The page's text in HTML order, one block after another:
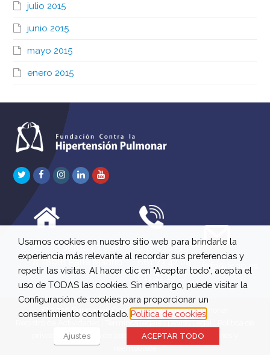
julio 2015
junio 2015
mayo 2015
enero 2015
TwitterFacebook
Instagram
LinkedInYoutube
C/ Río Jordán 7 bajo
A 28981 Parla Madrid
647 630 515
661 73 42 04
613 22 15 27
info@fchp.es
© 2026 Fundación Contra la Hipertensión Pulmonar
Términos legales|Aviso Legal
privacidad|Política de cookies |Política de devoluciones y
reembolsos
Usamos cookies en nuestro sitio web para brindarle la
experiencia más relevante al recordar sus preferencias y
repetir las visitas. Al hacer clic en "Aceptar todo", acepta el
uso de TODAS las cookies. Sin embargo, puede visitar la
Configuración de cookies para proporcionar un
consentimiento controlado. Política de cookies
Ajustes ACEPTAR TODO